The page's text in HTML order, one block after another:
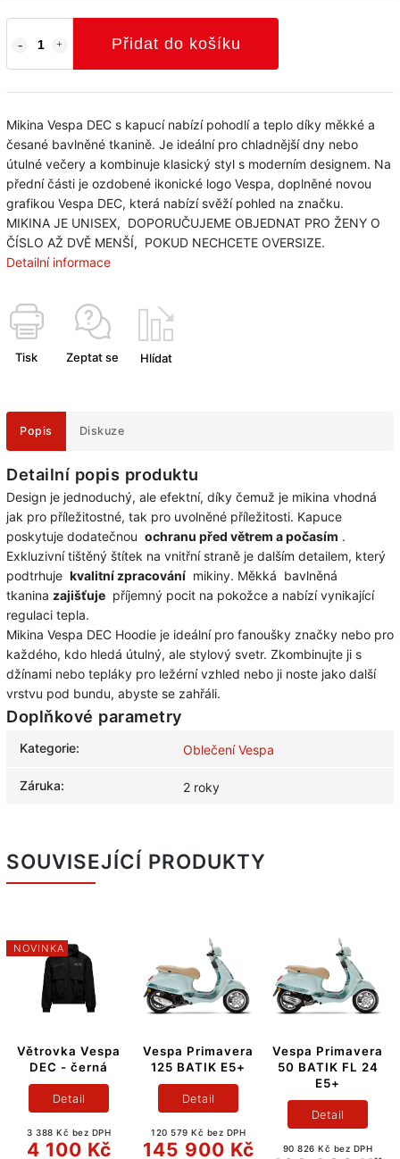
Přidat do košíku
Mikina Vespa DEC s kapucí nabízí pohodlí a teplo díky měkké a
česané bavlněné tkanině. Je ideální pro chladnější dny nebo
útulné večery a kombinuje klasický styl s moderním designem. Na
přední části je ozdobené ikonické logo Vespa, doplněné novou
grafikou Vespa DEC, která nabízí svěží pohled na značku.
MIKINA JE UNISEX, DOPORUČUJEME OBJEDNAT PRO ŽENY O
ČÍSLO AŽ DVĚ MENŠÍ, POKUD NECHCETE OVERSIZE.
Detailní informace
Tisk Zeptat se Hlídat
Popis Diskuze
Detailní popis produktu
Design je jednoduchý, ale efektní, díky čemuž je mikina vhodná
jak pro příležitostné, tak pro uvolněné příležitosti. Kapuce
poskytuje dodatečnou ochranu před větrem a počasím .
Exkluzivní tištěný štítek na vnitřní straně je dalším detailem, který
podtrhuje kvalitní zpracování mikiny. Měkká bavlněná
tkanina zajišťuje příjemný pocit na pokožce a nabízí vynikající
regulaci tepla.
Mikina Vespa DEC Hoodie je ideální pro fanoušky značky nebo pro
každého, kdo hledá útulný, ale stylový svetr. Zkombinujte ji s
džínami nebo tepláky pro ležérní vzhled nebo ji noste jako další
vrstvu pod bundu, abyste se zahřáli.
Doplňkové parametry
Kategorie: Oblečení Vespa
Záruka: 2 roky
SOUVISEJÍCÍ PRODUKTY
NOVINKA
Větrovka Vespa
DEC - černá
3 388 Kč bez DPH
4 100 Kč
Detail
Vespa Primavera
125 BATIK E5+
120 579 Kč bez DPH
145 900 Kč
Detail
Vespa Primavera
50 BATIK FL 24
E5+
90 826 Kč bez DPH
Detail